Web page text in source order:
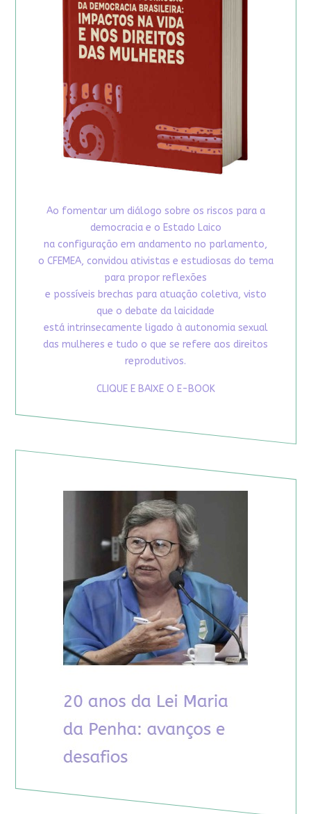
Ao fomentar um diálogo sobre os riscos para a
democracia e o Estado Laico
na configuração em andamento no parlamento,
o CFEMEA, convidou ativistas e estudiosas do tema
para propor reflexões
e possíveis brechas para atuação coletiva, visto
que o debate da laicidade
está intrinsecamente ligado à autonomia sexual
das mulheres e tudo o que se refere aos direitos
reprodutivos.
CLIQUE E BAIXE O E-BOOK